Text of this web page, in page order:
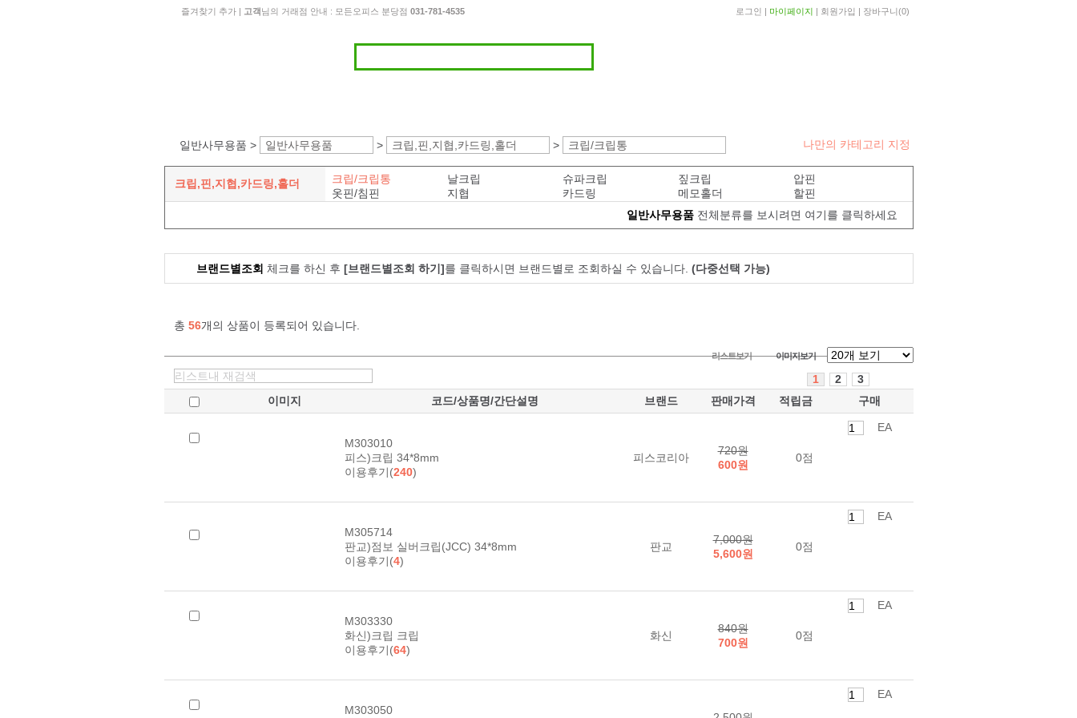
즐겨찾기 추가| 고객님의 거래점 안내 : 모든오피스 분당점 031-781-4535 로그인 | 마이페이지 | 회원가입 | 장바구니(0)
일반사무용품 > 일반사무용품 > 크립,핀,지협,카드링,홀더 > 크립/크립통 나만의 카테고리 지정
크립,핀,지협,카드링,홀더 크립/크립통 날크립 슈파크립 짚크립
압핀
옷핀/침핀
지협 카드링 메모홀더
할핀
일반사무용품전체분류를 보시려면 여기를 클릭하세요
브랜드별조회 체크를 하신 후 [브랜드별조회 하기]를 클릭하시면 브랜드별로 조회하실 수 있습니다. (다중선택 가능)
총 56개의 상품이 등록되어 있습니다.
리스트보기 이미지보기
1 2
3
이미지
코드/상품명/간단설명 브랜드 판매가격 적립금 구매
M303010
피스)크립 34*8mm
이용후기(240)
피스코리아
720원
600원
0점
EA
M305714
판교)점보 실버크립(JCC) 34*8mm
이용후기(4)
판교
7,000원
5,600원
0점
EA
M303330
화신)크립 크립
이용후기(64)
화신
840원
700원
0점
EA
M303050
EA